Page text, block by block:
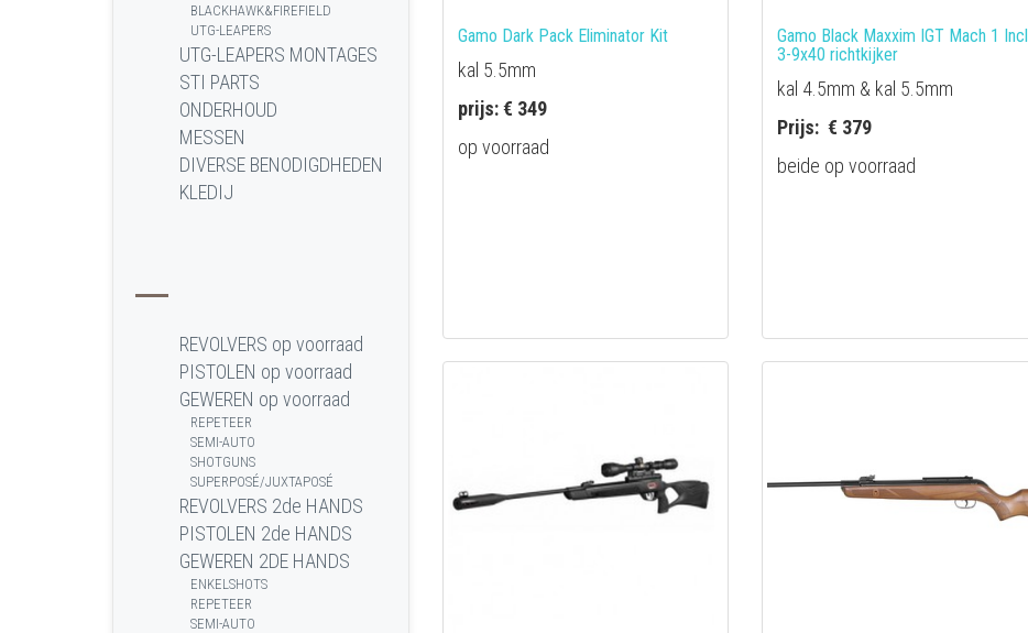
BLACKHAWK&FIREFIELD
UTG-LEAPERS
UTG-LEAPERS MONTAGES
STI PARTS
ONDERHOUD
MESSEN
DIVERSE BENODIGDHEDEN
KLEDIJ
REVOLVERS op voorraad
PISTOLEN op voorraad
GEWEREN op voorraad
REPETEER
SEMI-AUTO
SHOTGUNS
SUPERPOSÉ/JUXTAPOSÉ
REVOLVERS 2de HANDS
PISTOLEN 2de HANDS
GEWEREN 2DE HANDS
ENKELSHOTS
REPETEER
SEMI-AUTO
Gamo Dark Pack Eliminator Kit
kal 5.5mm
prijs: € 349
op voorraad
Gamo Black Maxxim IGT Mach 1 Incl
3-9x40 richtkijker
kal 4.5mm & kal 5.5mm
Prijs: € 379
beide op voorraad